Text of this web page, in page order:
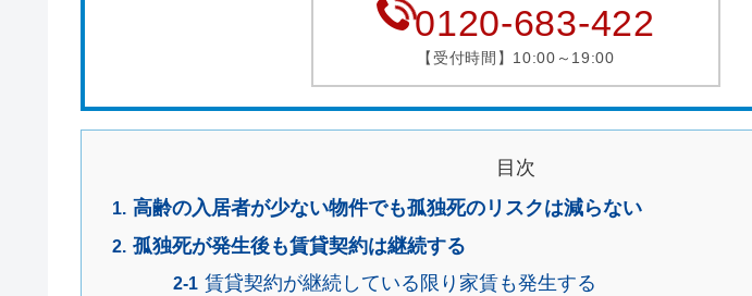
0120-683-422
【受付時間】10:00～19:00
目次
高齢の入居者が少ない物件でも孤独死のリスクは減らない
孤独死が発生後も賃貸契約は継続する
賃貸契約が継続している限り家賃も発生する